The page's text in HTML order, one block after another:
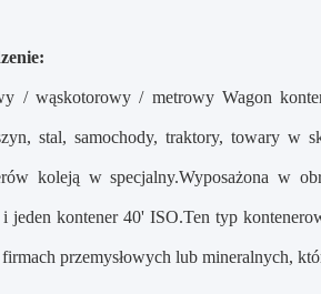
/ wąskotorowy / metrowy Wagon
stal, samochody, traktory, towary w
koleją w specjalny.Wyposażona w
jeden kontener 40' ISO.Ten typ
przemysłowych lub mineralnych,